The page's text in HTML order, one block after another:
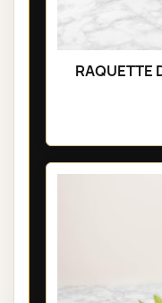
RAQUETTE